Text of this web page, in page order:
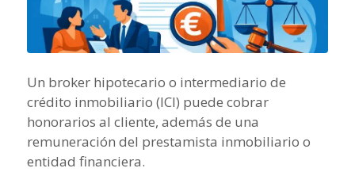
Un broker hipotecario o intermediario de
crédito inmobiliario (ICI) puede cobrar
honorarios al cliente, además de una
remuneración del prestamista inmobiliario o
entidad financiera.